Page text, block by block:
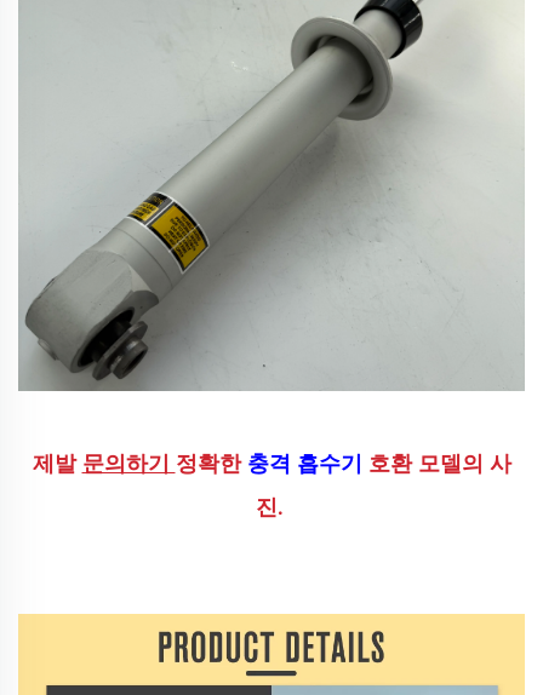
제발 문의하기 정확한 충격 흡수기 호환 모델의 사
진.